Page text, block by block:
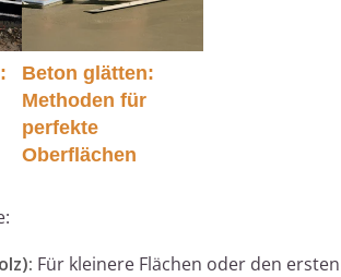
Beton glätten:
Methoden für
perfekte
Oberflächen
Für kleinere Flächen oder den